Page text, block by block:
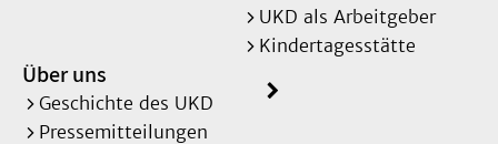
UKD als Arbeitgeber
Kindertagesstätte
Über uns
Geschichte des UKD
Pressemitteilungen